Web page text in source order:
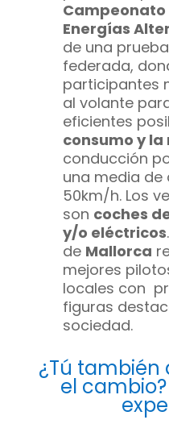
Campeonato
Energías
de una
federada,
participantes
al volante
eficientes
consumo y
conducción
una media de
50km/h. Los
son coches
y/o eléctricos
de Mallorca
mejores
locales con
figuras
sociedad.
¿Tú también
el